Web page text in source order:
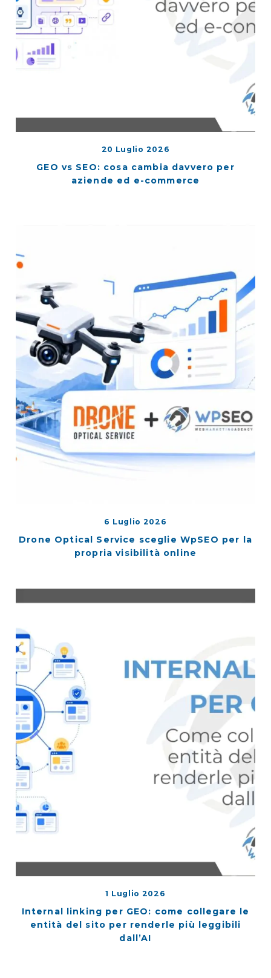
20 Luglio 2026
GEO vs SEO: cosa cambia davvero per
aziende ed e-commerce
6 Luglio 2026
Drone Optical Service sceglie WpSEO per la
propria visibilità online
1 Luglio 2026
Internal linking per GEO: come collegare le
entità del sito per renderle più leggibili
dall’AI